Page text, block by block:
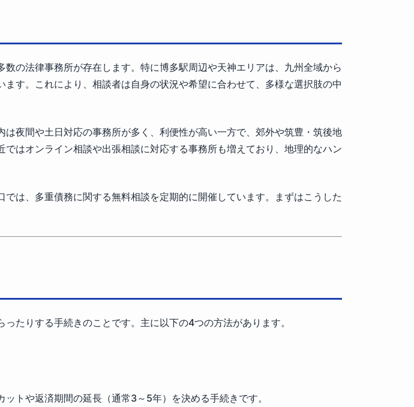
の法律事務所が存在します。特に博多駅周辺や天神エリアは、九州全域から
す。これにより、相談者は自身の状況や希望に合わせて、多様な選択肢の中
夜間や土日対応の事務所が多く、利便性が高い一方で、郊外や筑豊・筑後地
はオンライン相談や出張相談に対応する事務所も増えており、地理的なハン
は、多重債務に関する無料相談を定期的に開催しています。まずはこうした
たりする手続きのことです。主に以下の4つの方法があります。
トや返済期間の延長（通常3～5年）を決める手続きです。